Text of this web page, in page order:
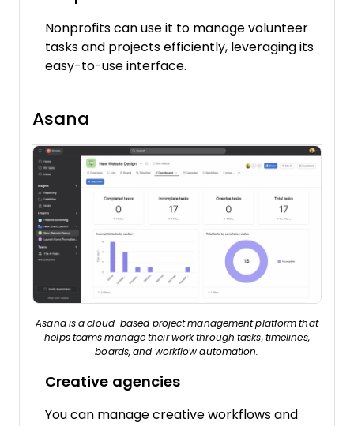
Nonprofits can use it to manage volunteer
tasks and projects efficiently, leveraging its
easy-to-use interface.
Asana
Asana is a cloud-based project management platform that
helps teams manage their work through tasks, timelines,
boards, and workflow automation.
Creative agencies
You can manage creative workflows and